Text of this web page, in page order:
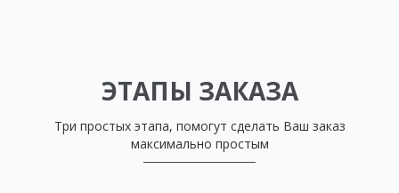
ЭТАПЫ ЗАКАЗА
Три простых этапа, помогут сделать Ваш заказ
максимально простым